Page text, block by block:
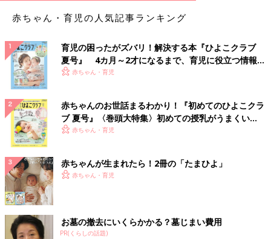
赤ちゃん・育児の人気記事ランキング
育児の困ったがズバリ！解決する本『ひよこクラブ
夏号』 4カ月～2才になるまで、育児に役立つ情報が
いっぱい！
赤ちゃん・育児
赤ちゃんのお世話まるわかり！『初めてのひよこクラ
ブ 夏号』〈巻頭大特集〉初めての授乳がうまくい
く！ おっぱい・ミルクの基本と夏のトラブル 解決テ
赤ちゃん・育児
赤ちゃんが生まれたら！2冊の「たまひよ」
赤ちゃん・育児
お墓の撤去にいくらかかる？墓じまい費用
PR(くらしの話題)